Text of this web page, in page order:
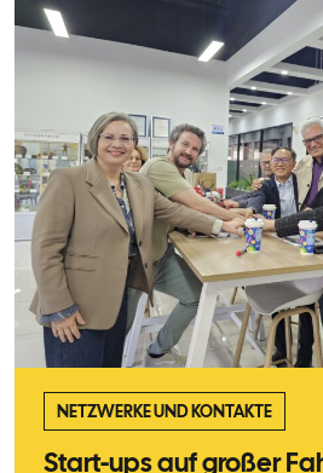
NETZWERKE UND KONTAKTE
Start-ups auf großer